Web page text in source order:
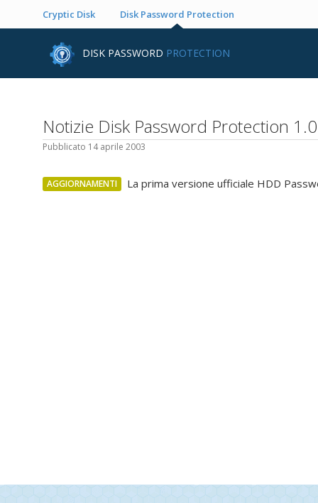
Cryptic Disk Disk Password Protection
DISK PASSWORD PROTECTION
Notizie Disk Password Protection 1.0
Pubblicato 14 aprile 2003
AGGIORNAMENTI La prima versione ufficiale HDD